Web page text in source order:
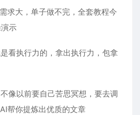
需求大，单子做不完，全套教程今
示
看执行力的，拿出执行力，包拿
像以前要自己苦思冥想，要去调
帮你提炼出优质的文章